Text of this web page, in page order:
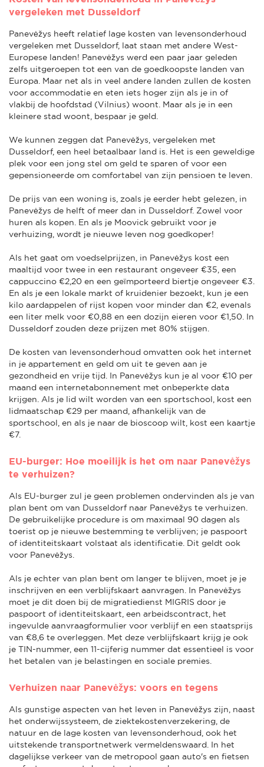
vergeleken met Dusseldorf
Panevėžys heeft relatief lage kosten van levensonderhoud
vergeleken met Dusseldorf, laat staan met andere West-
Europese landen! Panevėžys werd een paar jaar geleden
zelfs uitgeroepen tot een van de goedkoopste landen van
Europa. Maar net als in veel andere landen zullen de kosten
voor accommodatie en eten iets hoger zijn als je in of
vlakbij de hoofdstad (Vilnius) woont. Maar als je in een
kleinere stad woont, bespaar je geld.
We kunnen zeggen dat Panevėžys, vergeleken met
Dusseldorf, een heel betaalbaar land is. Het is een geweldige
plek voor een jong stel om geld te sparen of voor een
gepensioneerde om comfortabel van zijn pensioen te leven.
De prijs van een woning is, zoals je eerder hebt gelezen, in
Panevėžys de helft of meer dan in Dusseldorf. Zowel voor
huren als kopen. En als je Moovick gebruikt voor je
verhuizing, wordt je nieuwe leven nog goedkoper!
Als het gaat om voedselprijzen, in Panevėžys kost een
maaltijd voor twee in een restaurant ongeveer €35, een
cappuccino €2,20 en een geïmporteerd biertje ongeveer €3.
En als je een lokale markt of kruidenier bezoekt, kun je een
kilo aardappelen of rijst kopen voor minder dan €2, evenals
een liter melk voor €0,88 en een dozijn eieren voor €1,50. In
Dusseldorf zouden deze prijzen met 80% stijgen.
De kosten van levensonderhoud omvatten ook het internet
in je appartement en geld om uit te geven aan je
gezondheid en vrije tijd. In Panevėžys kun je al voor €10 per
maand een internetabonnement met onbeperkte data
krijgen. Als je lid wilt worden van een sportschool, kost een
lidmaatschap €29 per maand, afhankelijk van de
sportschool, en als je naar de bioscoop wilt, kost een kaartje
€7.
EU-burger: Hoe moeilijk is het om naar Panevėžys
te verhuizen?
Als EU-burger zul je geen problemen ondervinden als je van
plan bent om van Dusseldorf naar Panevėžys te verhuizen.
De gebruikelijke procedure is om maximaal 90 dagen als
toerist op je nieuwe bestemming te verblijven; je paspoort
of identiteitskaart volstaat als identificatie. Dit geldt ook
voor Panevėžys.
Als je echter van plan bent om langer te blijven, moet je je
inschrijven en een verblijfskaart aanvragen. In Panevėžys
moet je dit doen bij de migratiedienst MIGRIS door je
paspoort of identiteitskaart, een arbeidscontract, het
ingevulde aanvraagformulier voor verblijf en een staatsprijs
van €8,6 te overleggen. Met deze verblijfskaart krijg je ook
je TIN-nummer, een 11-cijferig nummer dat essentieel is voor
het betalen van je belastingen en sociale premies.
Verhuizen naar Panevėžys: voors en tegens
Als gunstige aspecten van het leven in Panevėžys zijn, naast
het onderwijssysteem, de ziektekostenverzekering, de
natuur en de lage kosten van levensonderhoud, ook het
uitstekende transportnetwerk vermeldenswaard. In het
dagelijkse verkeer van de metropool gaan auto's en fietsen